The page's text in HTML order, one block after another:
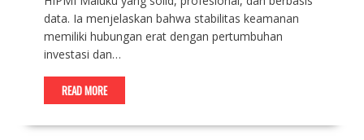
data. Ia menjelaskan bahwa stabilitas keamanan
memiliki hubungan erat dengan pertumbuhan
investasi dan…
READ MORE